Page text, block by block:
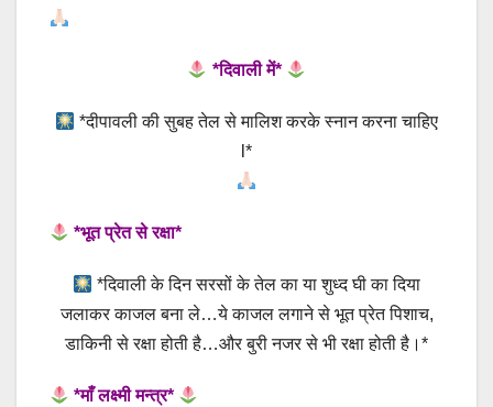
*दिवाली में*
*दीपावली की सुबह तेल से मालिश करके स्नान करना चाहिए
l*
*भूत प्रेत से रक्षा*
*दिवाली के दिन सरसों के तेल का या शुध्द घी का दिया
जलाकर काजल बना ले…ये काजल लगाने से भूत प्रेत पिशाच,
डाकिनी से रक्षा होती है…और बुरी नजर से भी रक्षा होती है।*
*माँ लक्ष्मी मन्त्र*